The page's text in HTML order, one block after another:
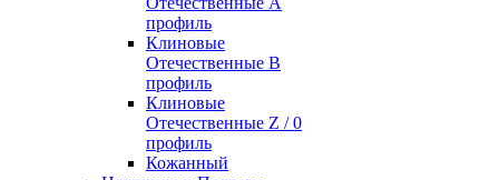
профиль
Клиновые
Отечественные В
профиль
Клиновые
Отечественные Z / 0
профиль
Кожанный